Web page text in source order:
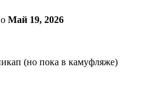
Май 19, 2026